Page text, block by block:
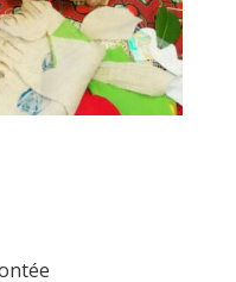
a-benn ober
c’honter. Evel ma
bet o
promenade. Les